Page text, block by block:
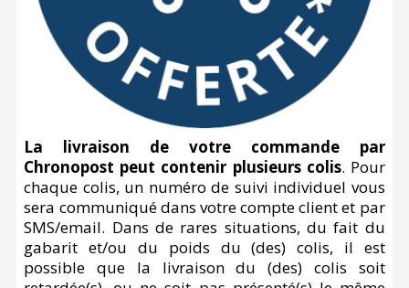
La livraison de votre commande par
Chronopost peut contenir plusieurs colis. Pour
chaque colis, un numéro de suivi individuel vous
sera communiqué dans votre compte client et par
SMS/email. Dans de rares situations, du fait du
gabarit et/ou du poids du (des) colis, il est
possible que la livraison du (des) colis soit